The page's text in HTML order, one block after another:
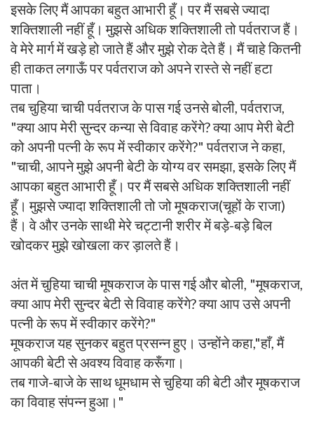
इसके लिए मैं आपका बहुत आभारी हूँ। पर मैं सबसे ज्यादा
शक्तिशाली नहीं हूँ। मुझसे अधिक शक्तिशाली तो पर्वतराज हैं।
वे मेरे मार्ग में खड़े हो जाते हैं और मुझे रोक देते हैं। मैं चाहे कितनी
ही ताकत लगाऊँ पर पर्वतराज को अपने रास्ते से नहीं हटा
पाता।
तब चुहिया चाची पर्वतराज के पास गई उनसे बोली, पर्वतराज,
"क्या आप मेरी सुन्दर कन्या से विवाह करेंगे? क्या आप मेरी बेटी
को अपनी पत्नी के रूप में स्वीकार करेंगे?" पर्वतराज ने कहा,
"चाची, आपने मुझे अपनी बेटी के योग्य वर समझा, इसके लिए मैं
आपका बहुत आभारी हूँ। पर मैं सबसे अधिक शक्तिशाली नहीं
हूँ। मुझसे ज्यादा शक्तिशाली तो जो मूषकराज(चूहों के राजा)
हैं। वे और उनके साथी मेरे चट्टानी शरीर में बड़े-बड़े बिल
खोदकर मुझे खोखला कर ड़ालते हैं।
अंत में चुहिया चाची मूषकराज के पास गई और बोली, "मूषकराज,
क्या आप मेरी सुन्दर बेटी से विवाह करेंगे? क्या आप उसे अपनी
पत्नी के रूप में स्वीकार करेंगे?"
मूषकराज यह सुनकर बहुत प्रसन्न हुए। उन्होंने कहा,"हाँ, मैं
आपकी बेटी से अवश्य विवाह करूँगा।
तब गाजे-बाजे के साथ धूमधाम से चुहिया की बेटी और मूषकराज
का विवाह संपन्न हुआ।"